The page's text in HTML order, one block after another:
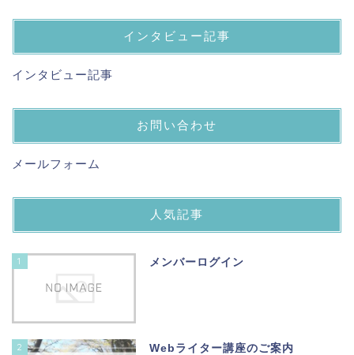
インタビュー記事
インタビュー記事
お問い合わせ
メールフォーム
人気記事
1 メンバーログイン
2 Webライター講座のご案内